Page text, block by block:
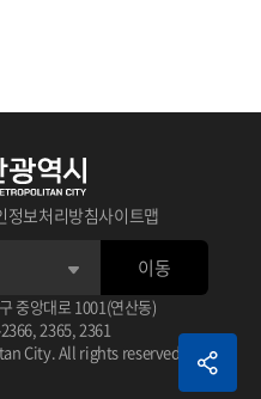
됩니다.
으로 검색됩니다.
타이틀입니다.
크랩이 가능합니다.
입니다.
다.
정보처리방침사이트맵
중앙대로 1001(연산동)
2365, 2361
City. All rights reserved.
이동